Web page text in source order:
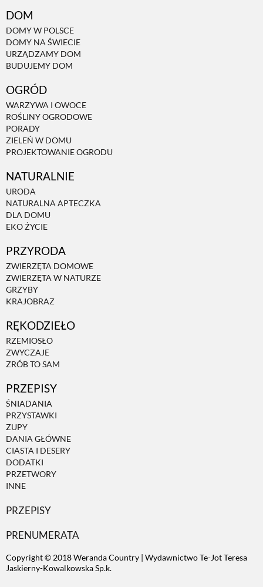
DOM
DOMY W POLSCE
DOMY NA ŚWIECIE
URZĄDZAMY DOM
BUDUJEMY DOM
OGRÓD
WARZYWA I OWOCE
ROŚLINY OGRODOWE
PORADY
ZIELEŃ W DOMU
PROJEKTOWANIE OGRODU
NATURALNIE
URODA
NATURALNA APTECZKA
DLA DOMU
EKO ŻYCIE
PRZYRODA
ZWIERZĘTA DOMOWE
ZWIERZĘTA W NATURZE
GRZYBY
KRAJOBRAZ
RĘKODZIEŁO
RZEMIOSŁO
ZWYCZAJE
ZRÓB TO SAM
PRZEPISY
ŚNIADANIA
PRZYSTAWKI
ZUPY
DANIA GŁÓWNE
CIASTA I DESERY
DODATKI
PRZETWORY
INNE
PRZEPISY
PRENUMERATA
Copyright © 2018 Weranda Country | Wydawnictwo Te-Jot Teresa
Jaskierny-Kowalkowska Sp.k.